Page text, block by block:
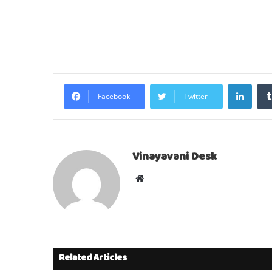
Facebook Twitter
Vinayavani Desk
Website
Related Articles